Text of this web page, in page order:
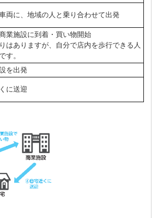
両に、地域の人と乗り合わせて出発
業施設に到着・買い物開始
はありますが、自分で店内を歩行できる人
す。
を出発
に送迎